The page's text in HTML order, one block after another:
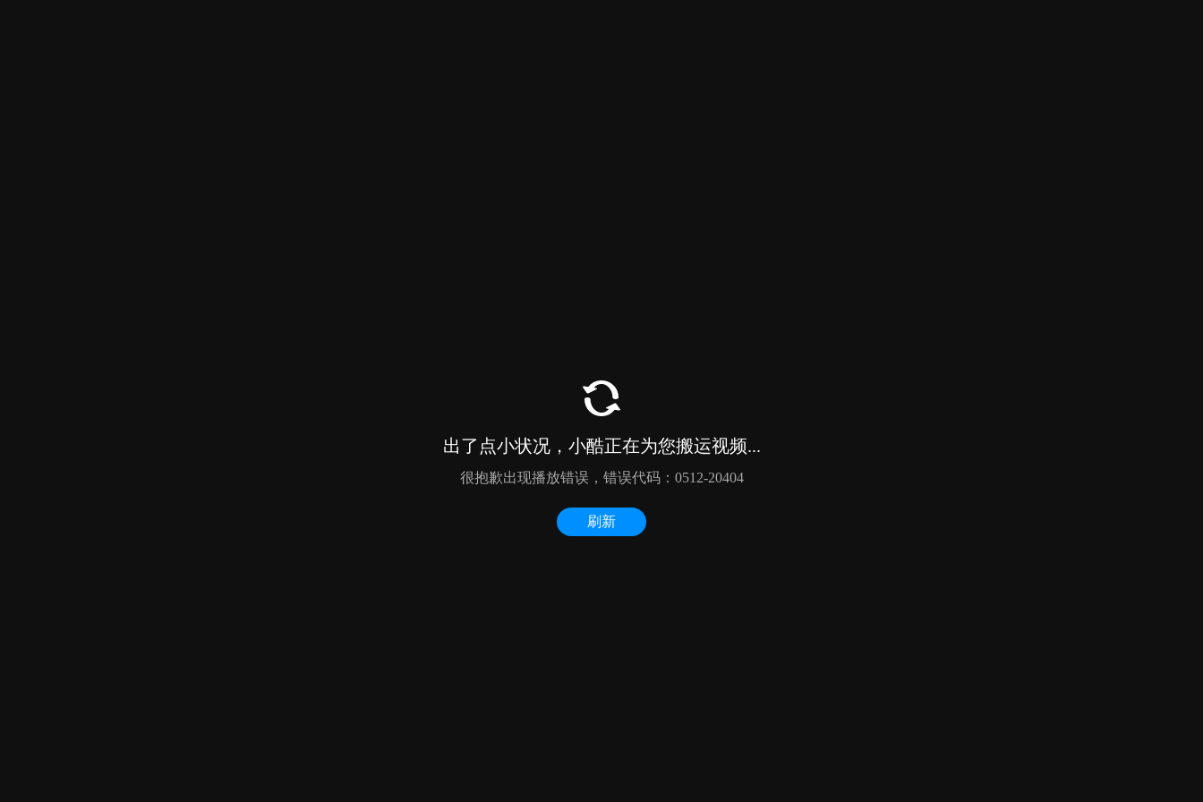
出了点小状况，小酷正在为您搬运视频...
很抱歉出现播放错误，错误代码：0512-20404
刷新